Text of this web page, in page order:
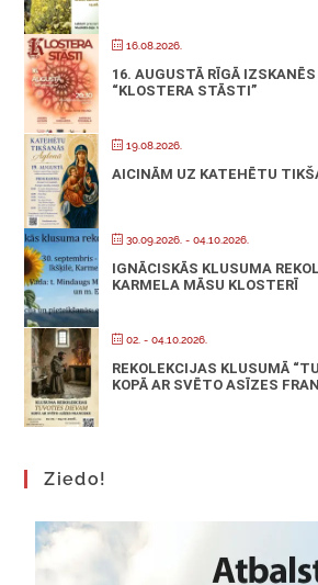
16.08.2026.
16. AUGUSTĀ RĪGĀ
“KLOSTERA STĀSTI”
19.08.2026.
AICINĀM UZ KATEHĒTU
30.09.2026. - 04.10.2026.
IGNĀCISKĀS KLUSUMA
KARMELA MĀSU KLOSTERĪ
02. - 04.10.2026.
REKOLEKCIJAS KLUSUMĀ
KOPĀ AR SVĒTO ASĪZES
Ziedo!